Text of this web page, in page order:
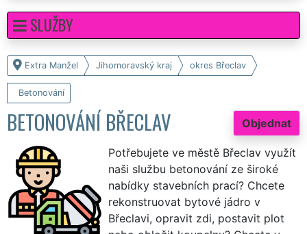
Extra Manžel Jihomoravský kraj okres Břeclav
Betonování
Objednat
BETONOVÁNÍ BŘECLAV
Potřebujete ve městě Břeclav využít
naši službu betonování ze široké
nabídky stavebních prací? Chcete
rekonstruovat bytové jádro v
Břeclavi, opravit zdi, postavit plot
SLUŽBY